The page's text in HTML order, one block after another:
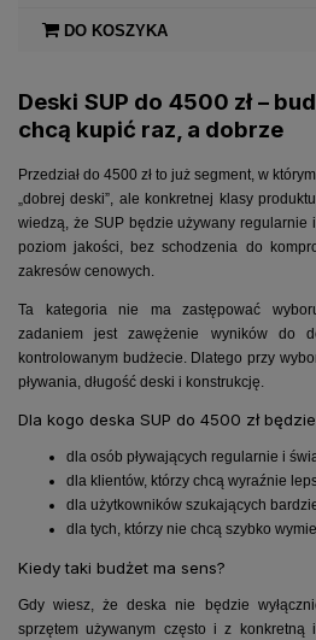
DO KOSZYKA
Deski SUP do 4500 zł –
chcą kupić raz, a dobrze
Przedział do 4500 zł to już segment, w
„dobrej deski”, ale konkretnej klasy
wiedzą, że SUP będzie używany regularnie
poziom jakości, bez schodzenia do
zakresów cenowych.
Ta kategoria nie ma zastępować
zadaniem jest zawężenie wyników do
kontrolowanym budżecie. Dlatego przy
pływania, długość deski i konstrukcję.
Dla kogo deska SUP do 4500 zł
dla osób pływających regularnie i
dla klientów, którzy chcą wyraźnie
dla użytkowników szukających
dla tych, którzy nie chcą szybko
Kiedy taki budżet ma sens?
Gdy wiesz, że deska nie będzie
sprzętem używanym często i z konkretną